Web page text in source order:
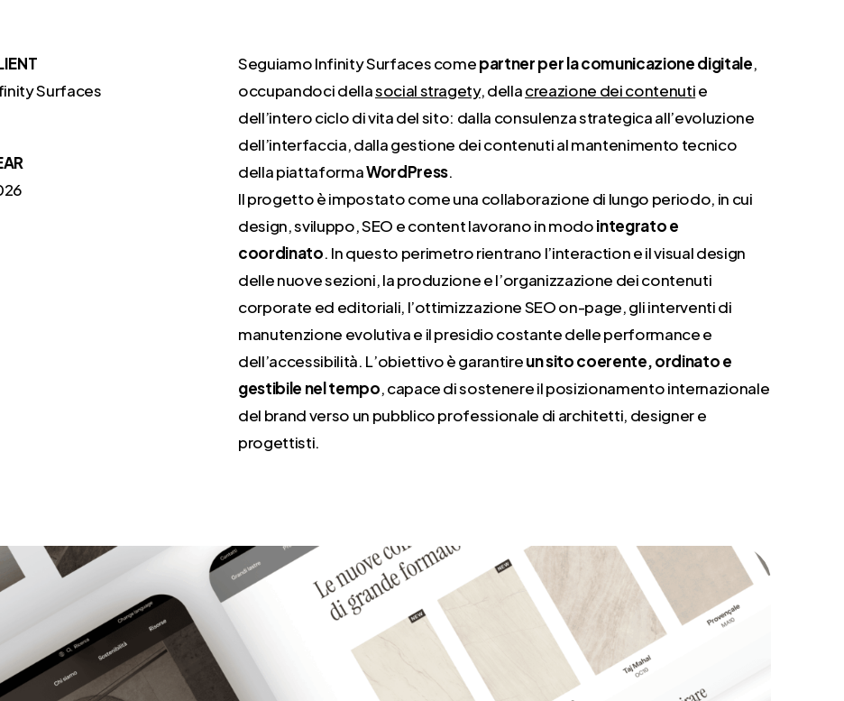
Surfaces
Seguiamo Infinity Surfaces comepartner per la comunicazione digitale,
occupandoci dellasocial stragety, dellacreazione dei contenutie
dell’intero ciclo di vita del sito: dalla consulenza strategica all’evoluzione
dell’interfaccia, dalla gestione dei contenuti al mantenimento tecnico
della piattaformaWordPress.
Il progetto è impostato come una collaborazione di lungo periodo, in cui
design, sviluppo, SEO e content lavorano in modointegrato e
coordinato. In questo perimetro rientrano l’interaction e il visual design
delle nuove sezioni, la produzione e l’organizzazione dei contenuti
corporate ed editoriali, l’ottimizzazione SEO on-page, gli interventi di
manutenzione evolutiva e il presidio costante delle performance e
dell’accessibilità. L’obiettivo è garantireun sito coerente, ordinato e
gestibile nel tempo, capace di sostenere il posizionamento internazionale
del brand verso un pubblico professionale di architetti, designer e
progettisti.